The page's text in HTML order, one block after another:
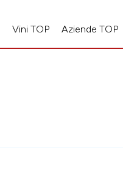
Vini TOP Aziende TOP